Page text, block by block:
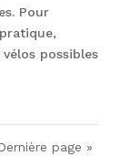
Pour
possibles
page »